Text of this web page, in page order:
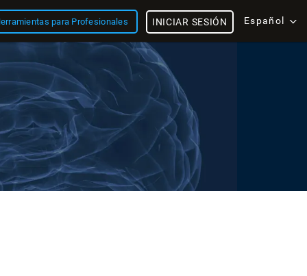
para Profesionales Español
INICIAR SESIÓN